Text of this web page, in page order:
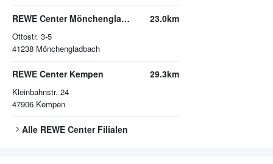
REWE Center Mönchengladbach
Ottostr. 3-5
41238 Mönchengladbach
23.0km
REWE Center Kempen
Kleinbahnstr. 24
47906 Kempen
29.3km
Alle REWE CenterFilialen